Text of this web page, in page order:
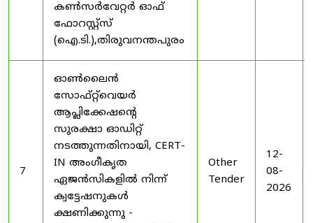
കൺസർവേറ്റർ ഓഫ്
ഫോറസ്റ്റ്സ്
(ഐ.ടി.),തിരുവനന്തപുരം
7
ഓൺലൈൻ
സോഫ്റ്റ്‌വെയർ
ആപ്ലിക്കേഷന്റെ
സുരക്ഷാ ഓഡിറ്റ്
നടത്തുന്നതിനായി, CERT-
IN അംഗീകൃത
ഏജൻസികളിൽ നിന്ന്
ക്വട്ടേഷനുകൾ
ക്ഷണിക്കുന്നു -
Other
Tender
12-
08-
2026